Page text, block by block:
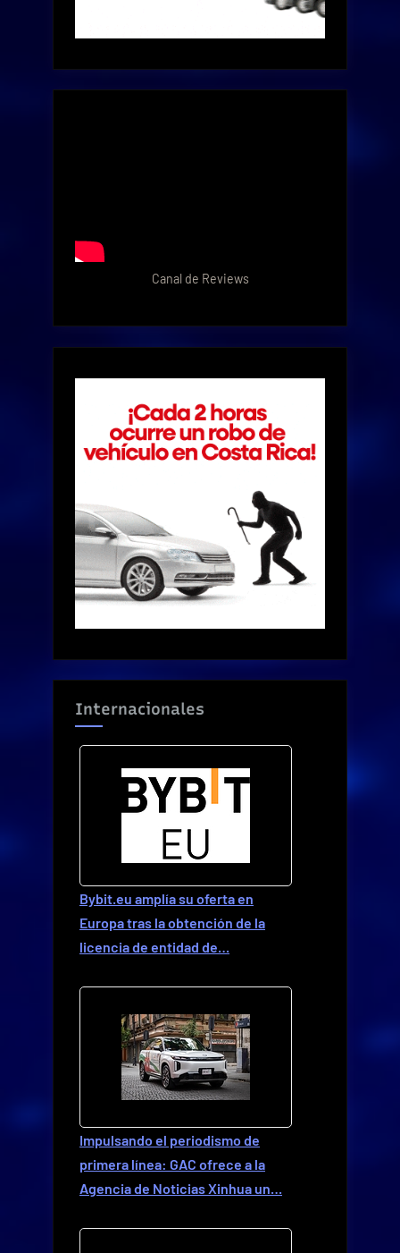
Canal de Reviews
Internacionales
Bybit.eu amplía su oferta en
Europa tras la obtención de la
licencia de entidad de…
Impulsando el periodismo de
primera línea: GAC ofrece a la
Agencia de Noticias Xinhua un…